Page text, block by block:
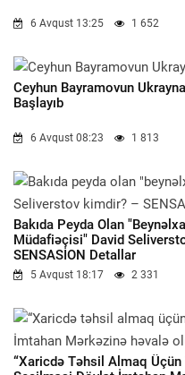
6 Avqust 13:25 1 652
Ceyhun Bayramovun
Başlayıb
6 Avqust 08:23 1 813
Bakıda Peyda Olan
Müdafiəçisi" David
SENSASİON Detallar
5 Avqust 18:17 2 331
“Xaricdə Təhsil Almaq